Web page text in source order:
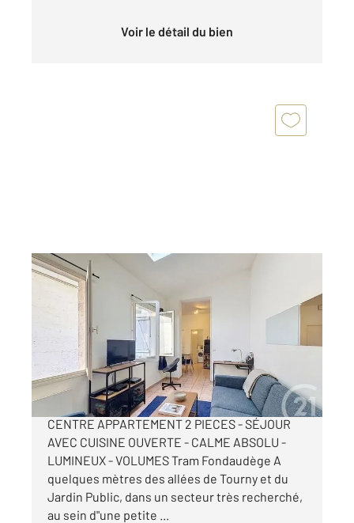
Voir le détail du bien
BORDEAUX 33
38 m2, 2 pièces
Ref : 26728
Appartement T2 à vendre
160 000 €
RUE DU PALAIS GALLIEN - BORDEAUX HYPER-
CENTRE APPARTEMENT 2 PIECES - SÉJOUR
AVEC CUISINE OUVERTE - CALME ABSOLU -
LUMINEUX - VOLUMES Tram Fondaudège A
quelques mètres des allées de Tourny et du
Jardin Public, dans un secteur très recherché,
au sein d"une petite ...